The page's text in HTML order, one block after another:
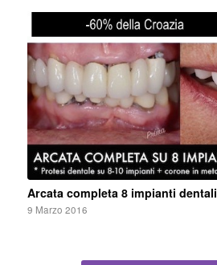
Arcata completa 8 impianti dentali
9 Marzo 2016